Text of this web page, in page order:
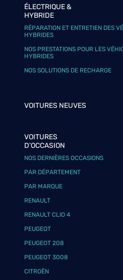
ÉLECTRIQUE &
HYBRIDE
RÉPARATION ET ENTRETIEN DES
HYBRIDES
NOS PRESTATIONS POUR LES
HYBRIDES
NOS SOLUTIONS DE RECHARGE
VOITURES NEUVES
VOITURES
D'OCCASION
NOS DERNIÈRES OCCASIONS
PAR DÉPARTEMENT
PAR MARQUE
RENAULT
RENAULT CLIO 4
PEUGEOT
PEUGEOT 208
PEUGEOT 3008
CITROËN